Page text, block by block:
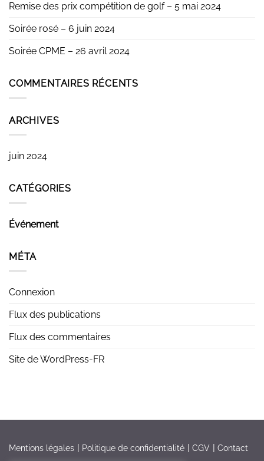
Remise des prix compétition de golf – 5 mai 2024
Soirée rosé – 6 juin 2024
Soirée CPME – 26 avril 2024
COMMENTAIRES RÉCENTS
ARCHIVES
juin 2024
CATÉGORIES
Événement
MÉTA
Connexion
Flux des publications
Flux des commentaires
Site de WordPress-FR
Mentions légales Politique de confidentialité CGV Contact